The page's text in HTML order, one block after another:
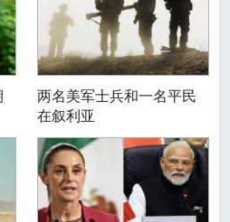
两名美军士兵和一名平民
在叙利亚